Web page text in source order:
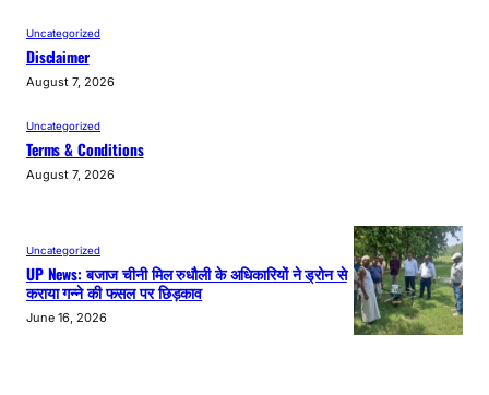
Uncategorized
Disclaimer
August 7, 2026
Uncategorized
Terms & Conditions
August 7, 2026
Uncategorized
UP News: बजाज चीनी मिल रुधौली के अधिकारियों ने ड्रोन से
कराया गन्ने की फसल पर छिड़काव
June 16, 2026